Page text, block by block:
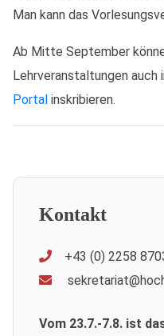
Man kann das
Ab Mitte September
Lehrveranstaltungen auch
Portal inskribieren.
Kontakt
+43 (0) 2258
Vom 23.7.-7.8. ist